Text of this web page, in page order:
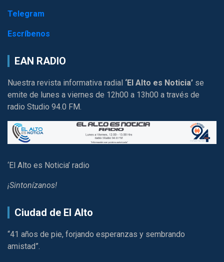
Telegram
Escríbenos
EAN RADIO
Nuestra revista informativa radial ‘El Alto es Noticia’ se
emite de lunes a viernes de 12h00 a 13h00 a través de
radio Studio 94.0 FM.
‘El Alto es Noticia’ radio
¡Sintonízanos!
Ciudad de El Alto
“41 años de pie, forjando esperanzas y sembrando
amistad”.